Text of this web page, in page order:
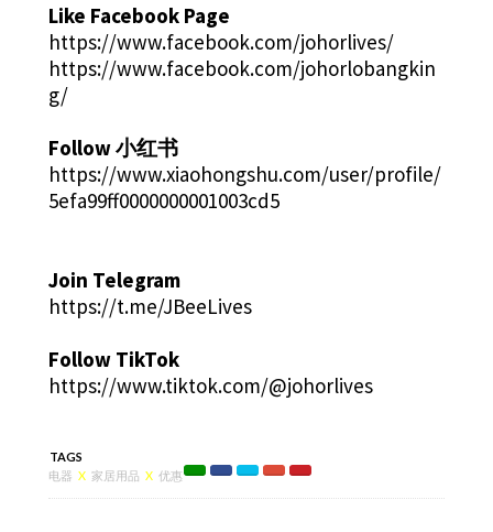
Like Facebook Page
https://www.facebook.com/johorlives/
https://www.facebook.com/johorlobangkin
g/
Follow 小红书
https://www.xiaohongshu.com/user/profile/
5efa99ff0000000001003cd5
Join Telegram
https://t.me/JBeeLives
Follow TikTok
https://www.tiktok.com/@johorlives
TAGS
电器 X 家居用品 X 优惠